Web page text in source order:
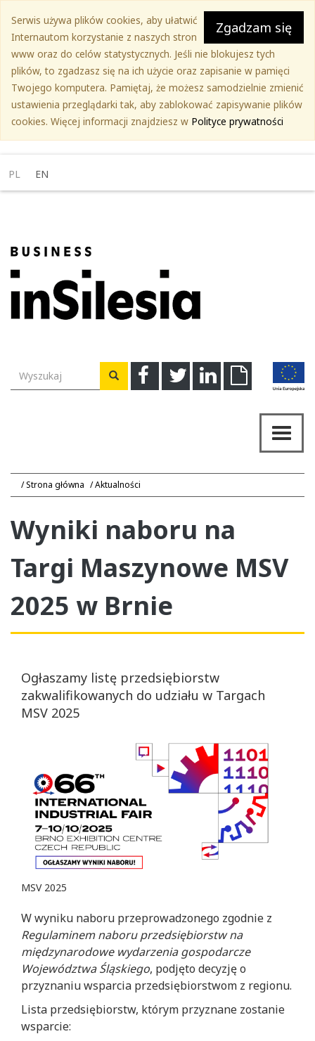
treści
głównej
Zgadzam się
Serwis używa plików cookies, aby ułatwić
Internautom korzystanie z naszych stron
www oraz do celów statystycznych. Jeśli nie blokujesz tych
plików, to zgadzasz się na ich użycie oraz zapisanie w pamięci
Twojego komputera. Pamiętaj, że możesz samodzielnie zmienić
ustawienia przeglądarki tak, aby zablokować zapisywanie plików
cookies. Więcej informacji znajdziesz w Polityce prywatności
PL EN
FacebookTwitterLinkedinDownload
Wyszukiwarka Wyszukaj
Strona główna Aktualności
Wyniki naboru na
Targi Maszynowe MSV
2025 w Brnie
Ogłaszamy listę przedsiębiorstw
zakwalifikowanych do udziału w Targach
MSV 2025
MSV 2025
W wyniku naboru przeprowadzonego zgodnie z
Regulaminem naboru przedsiębiorstw na
międzynarodowe wydarzenia gospodarcze
Województwa Śląskiego, podjęto decyzję o
przyznaniu wsparcia przedsiębiorstwom z regionu.
Lista przedsiębiorstw, którym przyznane zostanie
wsparcie: